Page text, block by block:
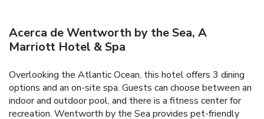
Acerca de Wentworth by the Sea, A
Marriott Hotel & Spa
Overlooking the Atlantic Ocean, this hotel offers 3 dining
options and an on-site spa. Guests can choose between an
indoor and outdoor pool, and there is a fitness center for
recreation. Wentworth by the Sea provides pet-friendly